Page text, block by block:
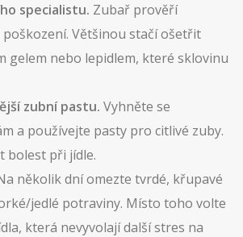
specialistu. Zubař prověří
Většinou stačí ošetřit
gelem nebo lepidlem, které sklovinu
zubní pastu. Vyhněte se
a používejte pasty pro citlivé zuby.
bolest při jídle.
několik dní omezte tvrdé, křupavé
jedlé potraviny. Místo toho volte
která nevyvolají další stres na